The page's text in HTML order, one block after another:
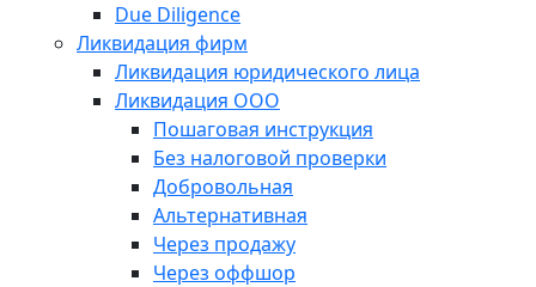
Due Diligence
Ликвидация фирм
Ликвидация юридического лица
Ликвидация ООО
Пошаговая инструкция
Без налоговой проверки
Добровольная
Альтернативная
Через продажу
Через оффшор